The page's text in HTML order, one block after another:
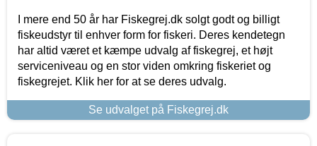
I mere end 50 år har Fiskegrej.dk solgt godt og billigt
fiskeudstyr til enhver form for fiskeri. Deres kendetegn
har altid været et kæmpe udvalg af fiskegrej, et højt
serviceniveau og en stor viden omkring fiskeriet og
fiskegrejet. Klik her for at se deres udvalg.
Se udvalget på Fiskegrej.dk